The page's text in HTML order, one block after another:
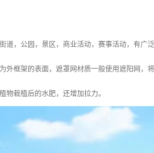
，公园，景区，商业活动，赛事活动，有广
外框架的表面，遮罩网材质一般使用遮阳网，
物栽植后的水肥，还增加拉力。